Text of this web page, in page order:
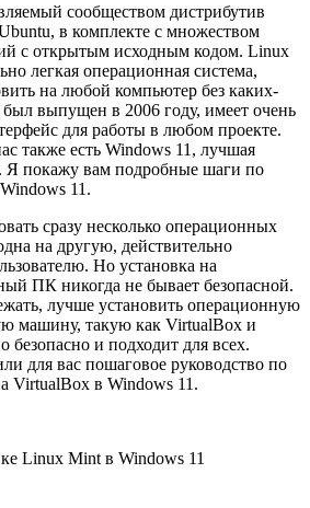
сообществом дистрибутив
в комплекте с множеством
с открытым исходным кодом. Linux
легкая операционная система,
на любой компьютер без каких-
выпущен в 2006 году, имеет очень
для работы в любом проекте.
также есть Windows 11, лучшая
Я покажу вам подробные шаги по
11.
сразу несколько операционных
на другую, действительно
Но установка на
ПК никогда не бывает безопасной.
лучше установить операционную
машину, такую ​​как VirtualBox и
безопасно и подходит для всех.
для вас пошаговое руководство по
VirtualBox в Windows 11.
Linux Mint в Windows 11